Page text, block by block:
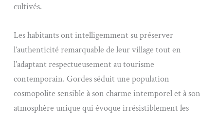
cultivés.
Les habitants ont intelligemment su préserver
l’authenticité remarquable de leur village tout en
l’adaptant respectueusement au tourisme
contemporain. Gordes séduit une population
cosmopolite sensible à son charme intemporel et à son
atmosphère unique qui évoque irrésistiblement les